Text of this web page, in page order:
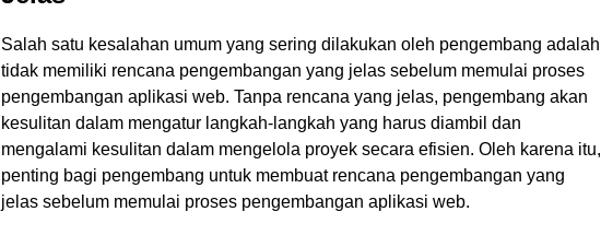
Salah satu kesalahan umum yang sering dilakukan oleh pengembang adalah
tidak memiliki rencana pengembangan yang jelas sebelum memulai proses
pengembangan aplikasi web. Tanpa rencana yang jelas, pengembang akan
kesulitan dalam mengatur langkah-langkah yang harus diambil dan
mengalami kesulitan dalam mengelola proyek secara efisien. Oleh karena itu,
penting bagi pengembang untuk membuat rencana pengembangan yang
jelas sebelum memulai proses pengembangan aplikasi web.